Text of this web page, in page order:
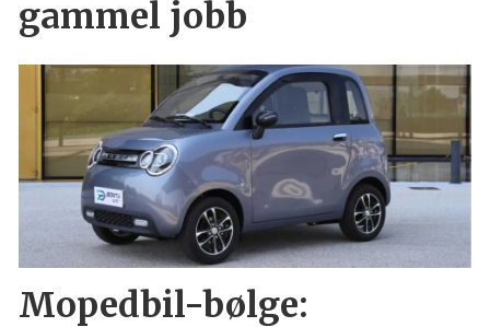
gammel jobb
Mopedbil-bølge: